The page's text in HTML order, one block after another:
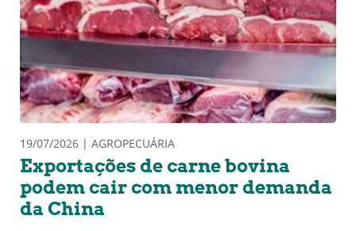
19/07/2026 | AGROPECUÁRIA
Exportações de carne bovina
podem cair com menor demanda
da China